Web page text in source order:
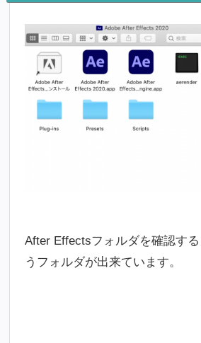
After Effectsフォルダを確認する
うフォルダが出来ています。